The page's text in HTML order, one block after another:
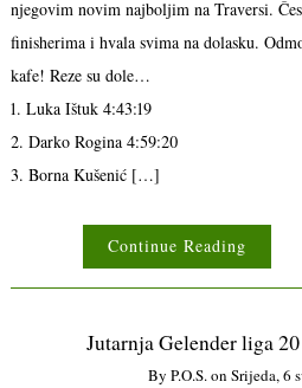
njegovim novim najboljim na Traversi.
finisherima i hvala svima na dolasku.
kafe! Reze su dole…
1. Luka Ištuk 4:43:19
2. Darko Rogina 4:59:20
3. Borna Kušenić […]
Continue Reading
Jutarnja Gelender liga
By P.o.s.on Srijeda, 6